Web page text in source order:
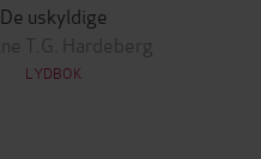
De uskyldige
T.G. Hardeberg
LYDBOK